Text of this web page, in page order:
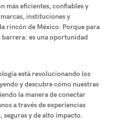
más eficientes, confiables y
instituciones y
rincón de México. Porque para
barrera: es una oportunidad
está revolucionando los
y descubre cómo nuestras
la manera de conectar
a través de experiencias
y de alto impacto.